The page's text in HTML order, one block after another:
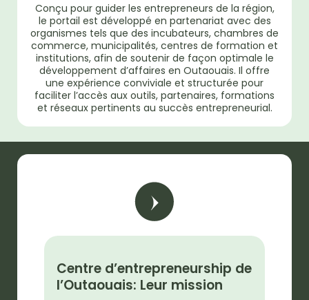
Conçu pour guider les entrepreneurs de la région,
le portail est développé en partenariat avec des
organismes tels que des incubateurs, chambres de
commerce, municipalités, centres de formation et
institutions, afin de soutenir de façon optimale le
développement d’affaires en Outaouais. Il offre
une expérience conviviale et structurée pour
faciliter l’accès aux outils, partenaires, formations
et réseaux pertinents au succès entrepreneurial.
Centre d’entrepreneurship de
l’Outaouais: Leur mission